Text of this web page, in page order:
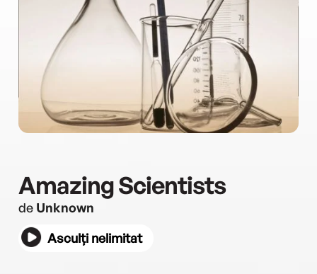
Amazing Scientists
de Unknown
Asculți nelimitat